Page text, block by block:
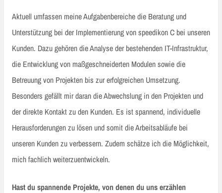
Aktuell umfassen meine Aufgabenbereiche die Beratung und
Unterstützung bei der Implementierung von speedikon C bei unseren
Kunden. Dazu gehören die Analyse der bestehenden IT-Infrastruktur,
die Entwicklung von maßgeschneiderten Modulen sowie die
Betreuung von Projekten bis zur erfolgreichen Umsetzung.
Besonders gefällt mir daran die Abwechslung in den Projekten und
der direkte Kontakt zu den Kunden. Es ist spannend, individuelle
Herausforderungen zu lösen und somit die Arbeitsabläufe bei
unseren Kunden zu verbessern. Zudem schätze ich die Möglichkeit,
mich fachlich weiterzuentwickeln.
Hast du spannende Projekte, von denen du uns erzählen